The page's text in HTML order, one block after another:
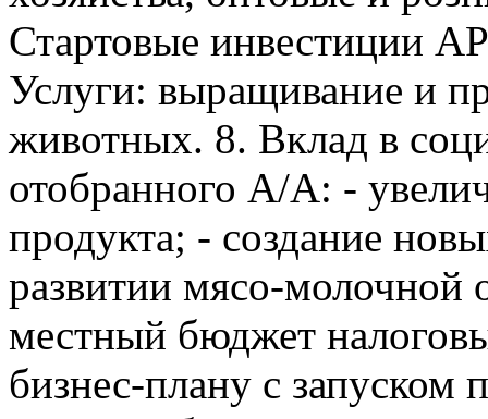
Стартовые инвестиции
Услуги: выращивание и
животных. 8. Вклад в
отобранного А/А: -
продукта; - создание
развитии мясо-молочной
местный бюджет
бизнес-плану с запуском